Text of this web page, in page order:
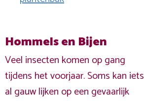
Hommels en Bijen
Veel insecten komen op gang
tijdens het voorjaar. Soms kan iets
al gauw lijken op een gevaarlijk